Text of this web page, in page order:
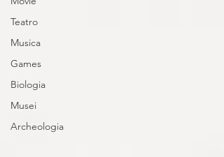
Teatro
Musica
Games
Biologia
Musei
Archeologia